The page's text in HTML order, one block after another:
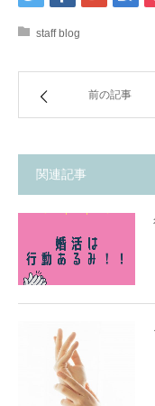
staff blog
前の記事
関連記事